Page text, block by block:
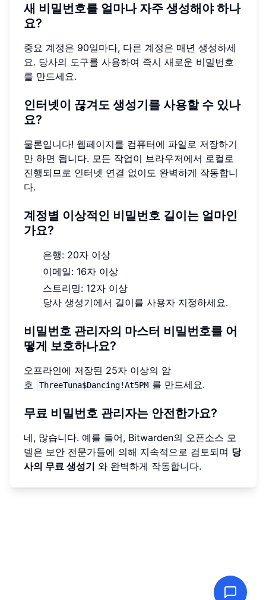
새 비밀번호를 얼마나 자주 생성해야 하나
요?
중요 계정은 90일마다, 다른 계정은 매년 생성하세
요. 당사의 도구를 사용하여 즉시 새로운 비밀번호
를 만드세요.
인터넷이 끊겨도 생성기를 사용할 수 있나
요?
물론입니다! 웹페이지를 컴퓨터에 파일로 저장하기
만 하면 됩니다. 모든 작업이 브라우저에서 로컬로
진행되므로 인터넷 연결 없이도 완벽하게 작동합니
다.
계정별 이상적인 비밀번호 길이는 얼마인
가요?
은행: 20자 이상
이메일: 16자 이상
스트리밍: 12자 이상
당사 생성기에서 길이를 사용자 지정하세요.
비밀번호 관리자의 마스터 비밀번호를 어
떻게 보호하나요?
오프라인에 저장된 25자 이상의 암
호
ThreeTuna$Dancing!At5PM 를 만드세요.
무료 비밀번호 관리자는 안전한가요?
네, 많습니다. 예를 들어, Bitwarden의 오픈소스 모
델은 보안 전문가들에 의해 지속적으로 검토되며 당
사의 무료 생성기 와 완벽하게 작동합니다.